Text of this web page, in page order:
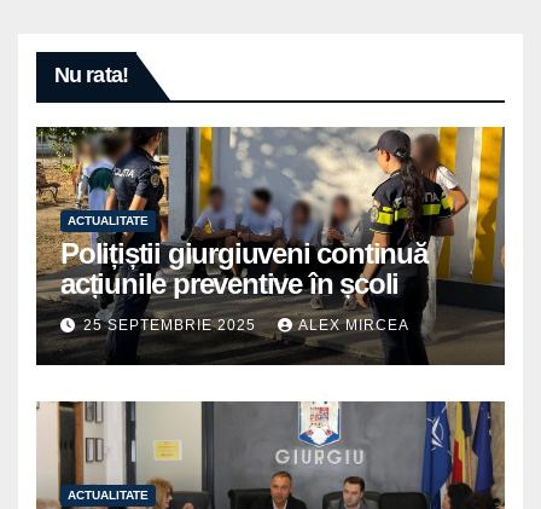
Nu rata!
ACTUALITATE
Polițiștii giurgiuveni continuă
acțiunile preventive în școli
25 SEPTEMBRIE 2025 ALEX MIRCEA
ACTUALITATE